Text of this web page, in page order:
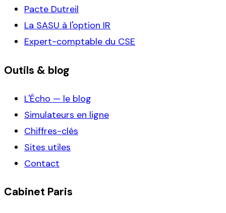
Pacte Dutreil
La SASU à l'option IR
Expert-comptable du CSE
Outils & blog
L'Écho — le blog
Simulateurs en ligne
Chiffres-clés
Sites utiles
Contact
Cabinet Paris